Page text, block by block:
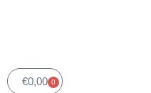
€0,00 0
Winkelwagen